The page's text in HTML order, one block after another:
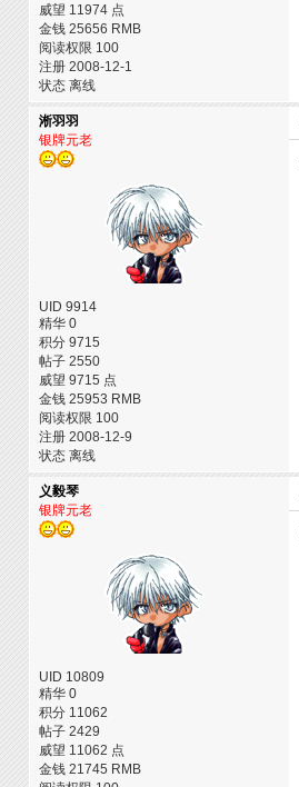
威望 11974 点
金钱 25656 RMB
阅读权限 100
注册 2008-12-1
状态 离线
淅羽羽
银牌元老
UID 9914
精华 0
积分 9715
帖子 2550
威望 9715 点
金钱 25953 RMB
阅读权限 100
注册 2008-12-9
状态 离线
义毅琴
银牌元老
UID 10809
精华 0
积分 11062
帖子 2429
威望 11062 点
金钱 21745 RMB